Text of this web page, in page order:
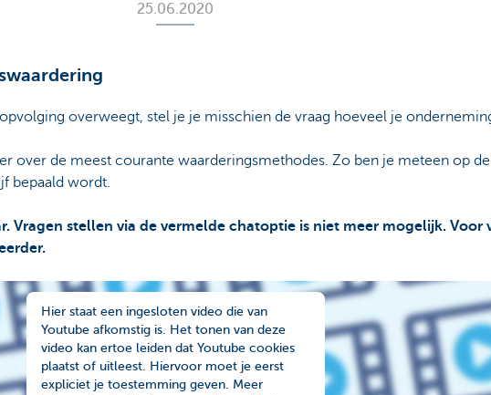
25.06.2020
overweegt, stel je je misschien de vraag hoeveel je
over de meest courante waarderingsmethodes. Zo ben je meteen op
bepaald wordt.
Vragen stellen via de vermelde chatoptie is niet meer mogelijk. Voor
Hier staat een ingesloten video die van
Youtube afkomstig is. Het tonen van deze
video kan ertoe leiden dat Youtube cookies
plaatst of uitleest. Hiervoor moet je eerst
expliciet je toestemming geven. Meer